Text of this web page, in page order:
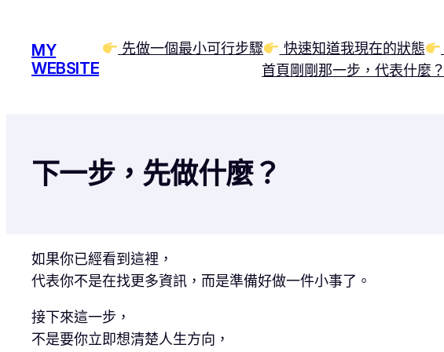
MY
WEBSITE
先做一個最小可行步驟 快速知道我現在的狀態
首頁剛剛那一步，代表什麼？
下一步，先做什麼？
如果你已經看到這裡，
代表你不是在找更多資訊，而是準備好做一件小事了。
接下來這一步，
不是要你立即想清楚人生方向，